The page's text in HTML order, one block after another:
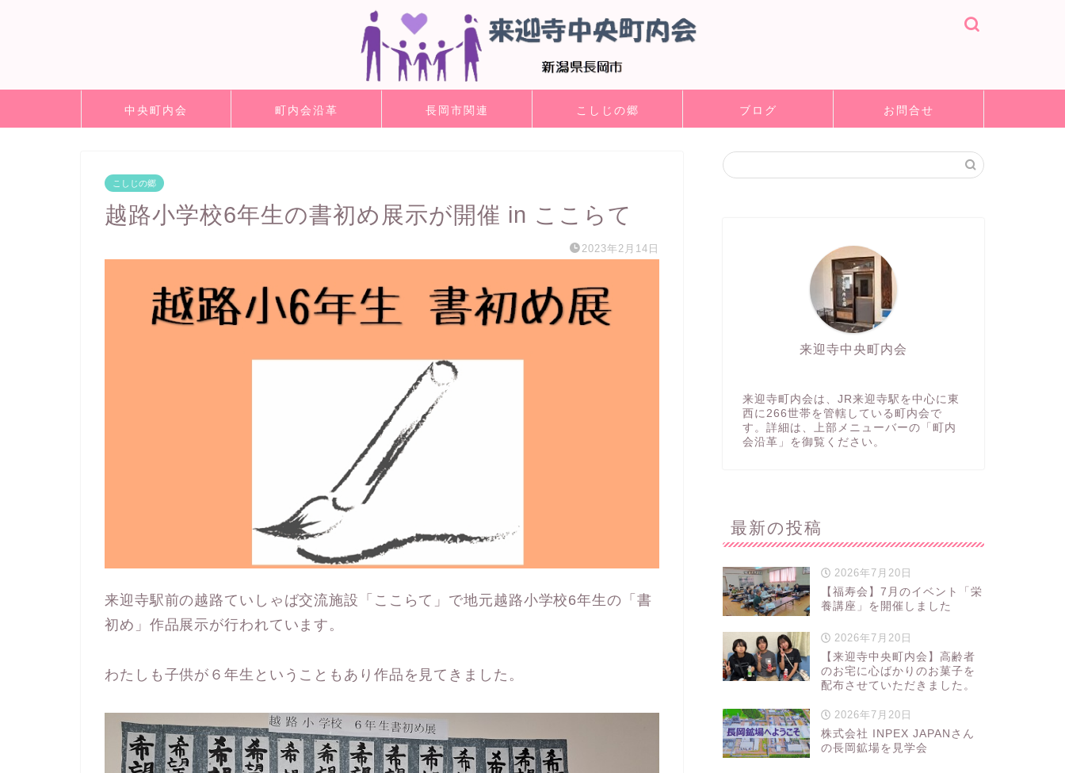
中央町内会 町内会沿革 長岡市関連 こしじの郷 ブログ お問合せ
こしじの郷
越路小学校6年生の書初め展示が開催 in ここらて
2023年2月14日
来迎寺駅前の越路ていしゃば交流施設「ここらて」で地元越路小学校6年生の「書
初め」作品展示が行われています。
わたしも子供が６年生ということもあり作品を見てきました。
来迎寺中央町内会
来迎寺町内会は、JR来迎寺駅を中心に東
西に266世帯を管轄している町内会で
す。詳細は、上部メニューバーの「町内
会沿革」を御覧ください。
最新の投稿
2026年7月20日
【福寿会】7月のイベント「栄
養講座」を開催しました
2026年7月20日
【来迎寺中央町内会】高齢者
のお宅に心ばかりのお菓子を
配布させていただきました。
2026年7月20日
株式会社 INPEX JAPANさん
の長岡鉱場を見学会